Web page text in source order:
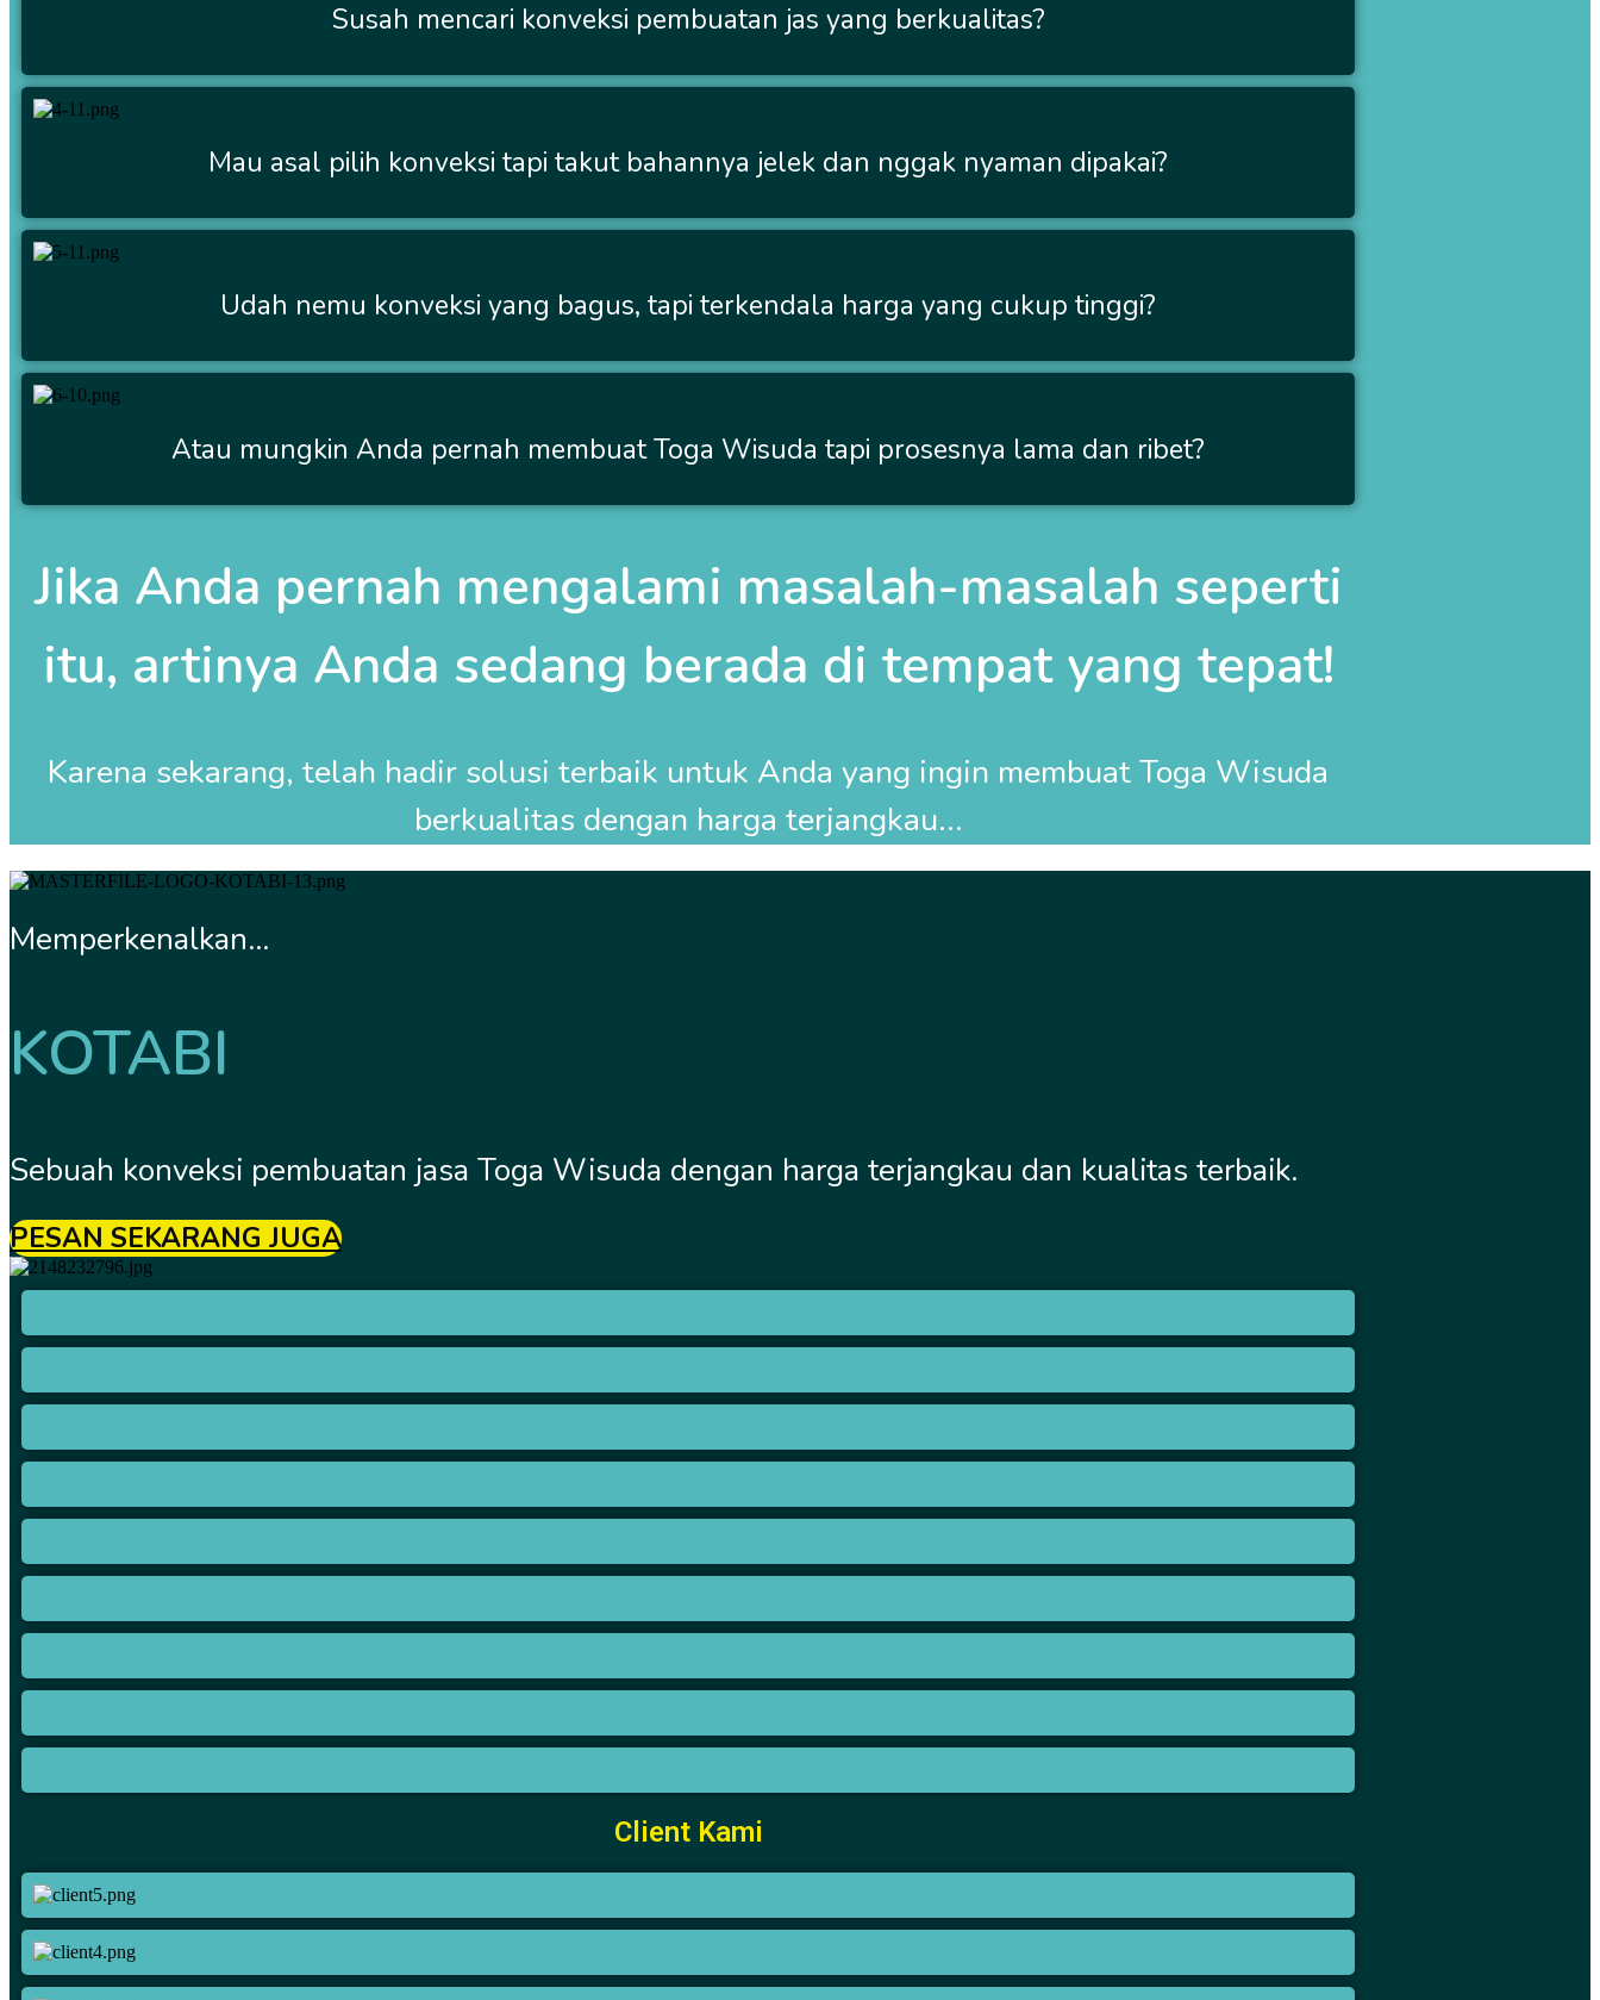
Susah mencari konveksi pembuatan jas yang berkualitas?
Mau asal pilih konveksi tapi takut bahannya jelek dan nggak nyaman dipakai?
Udah nemu konveksi yang bagus, tapi terkendala harga yang cukup tinggi?
Atau mungkin Anda pernah membuat Toga Wisuda tapi prosesnya lama dan ribet?
Jika Anda pernah mengalami masalah-masalah seperti
itu, artinya Anda sedang berada di tempat yang tepat!
Karena sekarang, telah hadir solusi terbaik untuk Anda yang ingin membuatToga Wisuda
berkualitas dengan harga terjangkau...
Memperkenalkan...
KOTABI
Sebuah konveksi pembuatan jasa Toga Wisuda dengan harga terjangkau dan kualitas terbaik.
PESAN SEKARANG JUGA
Client Kami